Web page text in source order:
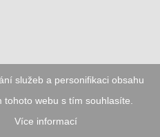
služeb a personifikaci obsahu
webu s tím souhlasíte.
Více informací
Asociace pro elektronickou